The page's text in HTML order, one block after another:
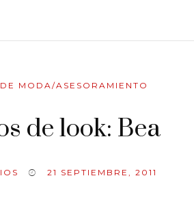
MODA/ASESORAMIENTO
de look: Bea
21 SEPTIEMBRE, 2011